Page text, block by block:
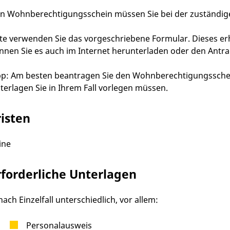
Wohnberechtigungsschein müssen Sie bei der
verwenden Sie das vorgeschriebene Formular. Dieses
Sie es auch im Internet herunterladen oder den
Am besten beantragen Sie den
Sie in Ihrem Fall vorlegen müssen.
Unterlagen
Einzelfall unterschiedlich, vor allem:
Personalausweis